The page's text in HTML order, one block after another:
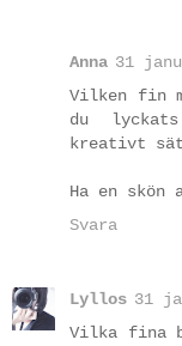
Anna 31
Vilken fin
du
kreativt
Ha en skön
Svara
Lyllos 31
Vilka fina